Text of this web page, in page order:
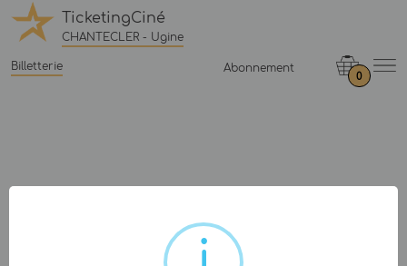
TicketingCiné
CHANTECLER - Ugine
Billetterie Abonnement
0